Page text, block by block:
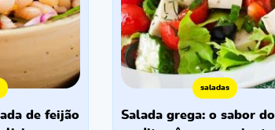
saladas
salada grega: o sabor do